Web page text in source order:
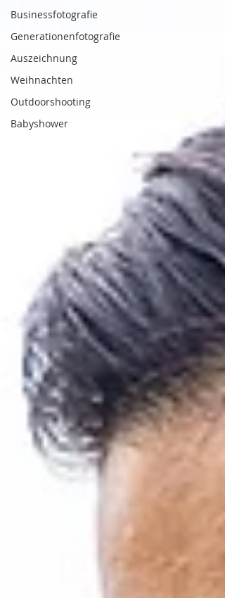
Businessfotografie
Generationenfotografie
Auszeichnung
Weihnachten
Outdoorshooting
Babyshower